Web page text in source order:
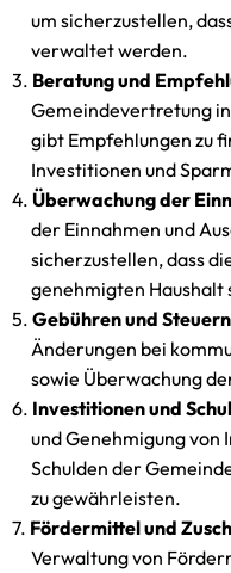
um sicherzustellen,
verwaltet werden.
Beratung und
Gemeindevertretung
gibt Empfehlungen zu
Investitionen und
Überwachung der
der Einnahmen und
sicherzustellen, dass
genehmigten Haushalt
Gebühren und Steuern
Änderungen bei
sowie Überwachung
Investitionen und
und Genehmigung
Schulden der
zu gewährleisten.
Fördermittel und
Verwaltung von